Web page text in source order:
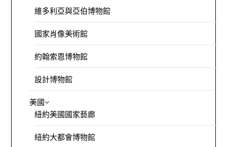
維多利亞與亞伯博物館
國家肖像美術館
約翰索恩博物館
設計博物館
美國
紐約美國國家藝廊
紐約大都會博物館